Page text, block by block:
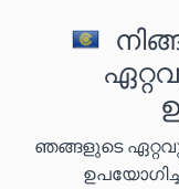
ഞങ്ങളുടെ